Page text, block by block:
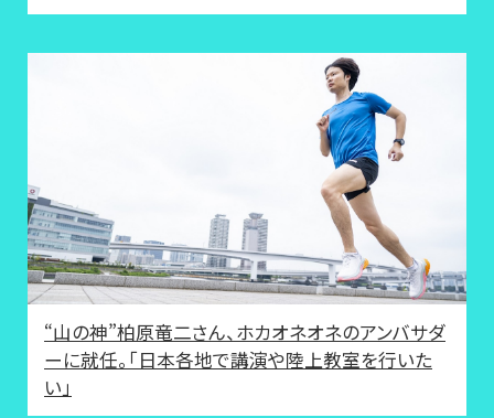
“山の神”柏原竜二さん、ホカオネオネのアンバサダ
ーに就任。「日本各地で講演や陸上教室を行いた
い」